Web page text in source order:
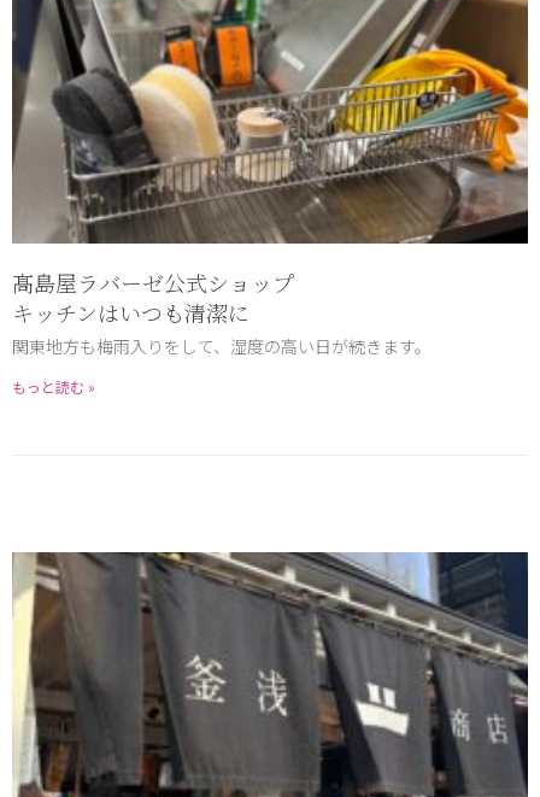
髙島屋ラバーゼ公式ショップ
キッチンはいつも清潔に
関東地方も梅雨入りをして、湿度の高い日が続きます。
もっと読む »